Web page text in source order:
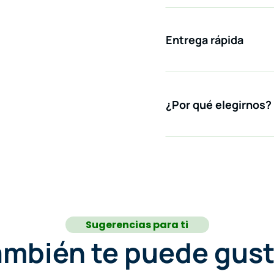
Entrega rápida
¿Por qué elegirnos?
Sugerencias para ti
te puede